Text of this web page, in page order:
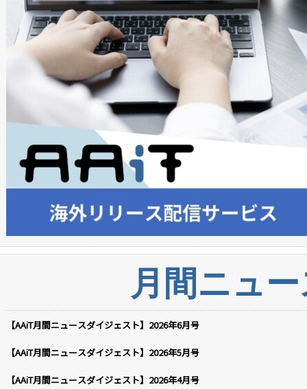
月間ニュ
【AAiT月間ニュースダイジェスト】2026年6月号
【AAiT月間ニュースダイジェスト】2026年5月号
【AAiT月間ニュースダイジェスト】2026年4月号